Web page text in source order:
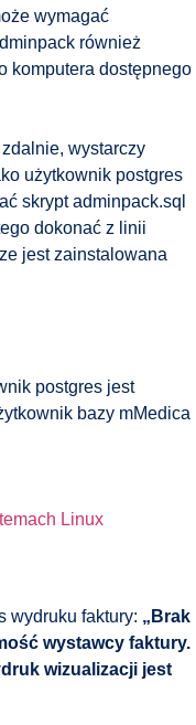
wymagać
również
komputera dostępnego
wystarczy
użytkownik postgres
skrypt adminpack.sql
dokonać z linii
jest zainstalowana
postgres jest
bazy mMedica
Linux
wydruku faktury: „Brak
wystawcy faktury.
wizualizacji jest